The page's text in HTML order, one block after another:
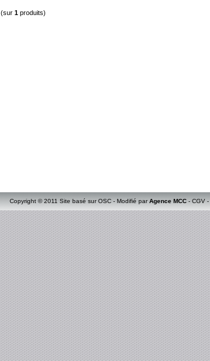
(sur 1 produits)
Copyright © 2011 Site basé sur OSC - Modifié parAgence MCC- CGV-